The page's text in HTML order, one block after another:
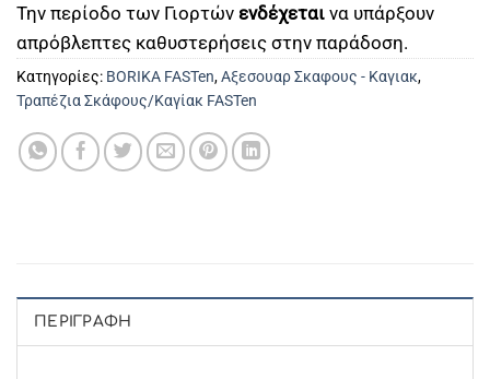
Την περίοδο των Γιορτών ενδέχεται να υπάρξουν
απρόβλεπτες καθυστερήσεις στην παράδοση.
Κατηγορίες: BORIKA FASTen,Αξεσουαρ Σκαφους - Καγιακ,
Τραπέζια Σκάφους/Καγίακ FASTen
ΠΕΡΙΓΡΑΦΉ